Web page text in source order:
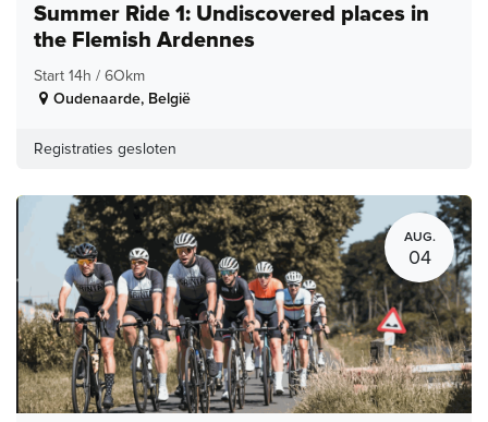
Summer Ride 1: Undiscovered places in
the Flemish Ardennes
Start 14h / 6Okm
Oudenaarde, België
Registraties gesloten
AUG.
04